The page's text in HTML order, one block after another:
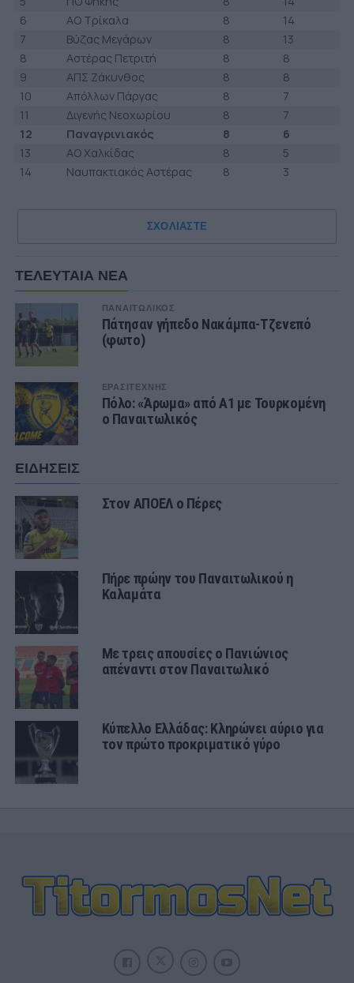
6
ΑΟ Τρίκαλα 8
14
7
Βύζας Μεγάρων 8
13
8
Αστέρας Πετριτή 8
8
9
ΑΠΣ Ζάκυνθος 8
8
10
Απόλλων Πάργας 8
7
11
Διγενής Νεοχωρίου 8
7
12
Παναγρινιακός 8
6
13
ΑΟ Χαλκίδας 8
5
14
Ναυπακτιακός Αστέρας 8 3
ΣΧΟΛΙΑΣΤΕ
ΤΕΛΕΥΤΑΙΑ ΝΕΑ
ΠΑΝΑΙΤΩΛΙΚΟΣ
Πάτησαν γήπεδο Νακάμπα-Τζενεπό
(φωτο)
ΕΡΑΣΙΤΕΧΝΗΣ
Πόλο: «Άρωμα» από Α1 με Τουρκομένη
ο Παναιτωλικός
ΕΙΔΗΣΕΙΣ
Στον ΑΠΟΕΛ ο Πέρες
Πήρε πρώην του Παναιτωλικού η
Καλαμάτα
Με τρεις απουσίες ο Πανιώνιος
απέναντι στον Παναιτωλικό
Κύπελλο Ελλάδας: Κληρώνει αύριο για
τον πρώτο προκριματικό γύρο